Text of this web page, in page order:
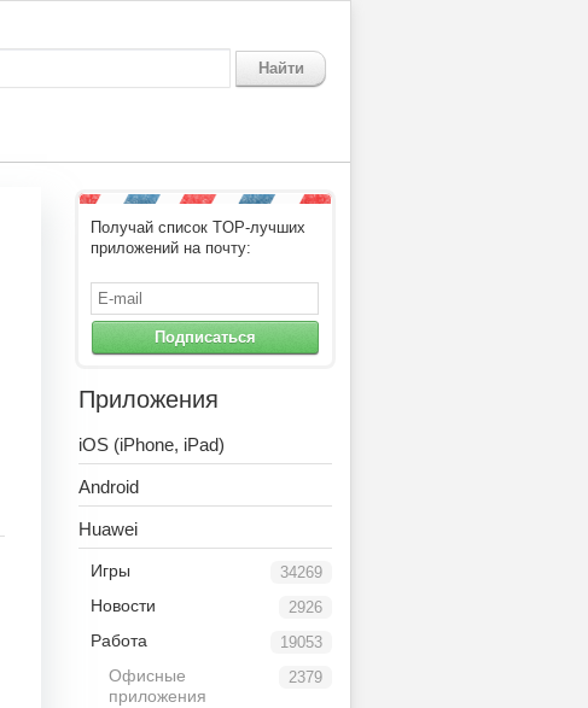
Найти
Получай список TOP-лучших
приложений на почту:
Подписаться
Приложения
iOS (iPhone, iPad)
Android
Huawei
34269
Игры
2926
Новости
19053
Работа
2379
Офисные
приложения